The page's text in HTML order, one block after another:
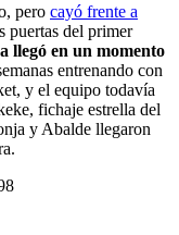
pero cayó frente a
puertas del primer
llegó en un momento
entrenando con
y el equipo todavía
fichaje estrella del
y Abalde llegaron